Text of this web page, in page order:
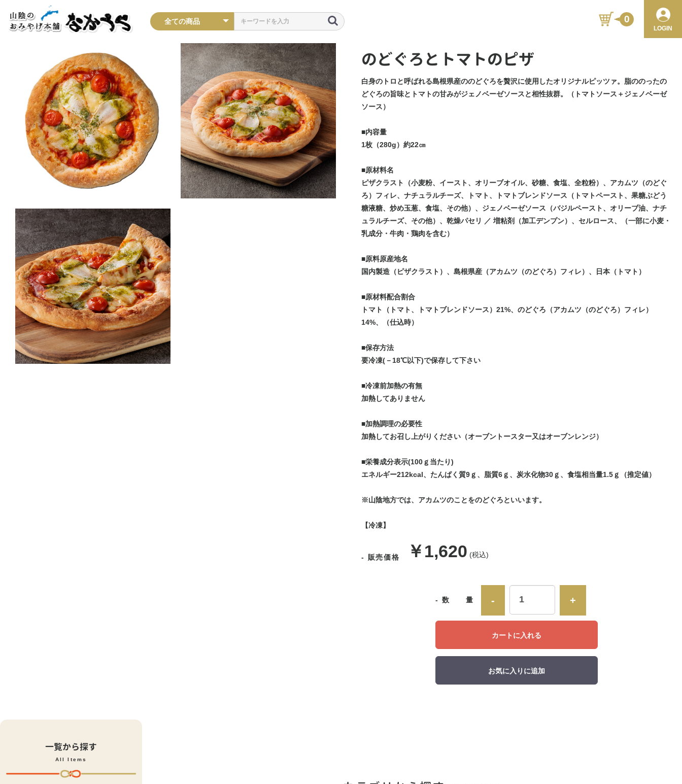
0
LOGIN
のどぐろとトマトのピザ
白身のトロと呼ばれる島根県産ののどぐろを贅沢に使用したオリジナルピッツァ。脂ののったの
どぐろの旨味とトマトの甘みがジェノベーゼソースと相性抜群。（トマトソース＋ジェノベーゼ
ソース）
■内容量
1枚（280g）約22㎝
■原材料名
ピザクラスト（小麦粉、イースト、オリーブオイル、砂糖、食塩、全粒粉）、アカムツ（のどぐ
ろ）フィレ、ナチュラルチーズ、トマト、トマトブレンドソース（トマトペースト、果糖ぶどう
糖液糖、炒め玉葱、食塩、その他）、ジェノベーゼソース（バジルペースト、オリーブ油、ナチ
ュラルチーズ、その他）、乾燥パセリ ／ 増粘剤（加工デンプン）、セルロース、（一部に小麦・
乳成分・牛肉・鶏肉を含む）
■原料原産地名
国内製造（ピザクラスト）、島根県産（アカムツ（のどぐろ）フィレ）、日本（トマト）
■原材料配合割合
トマト（トマト、トマトブレンドソース）21%、のどぐろ（アカムツ（のどぐろ）フィレ）
14%、（仕込時）
■保存方法
要冷凍(－18℃以下)で保存して下さい
■冷凍前加熱の有無
加熱してありません
■加熱調理の必要性
加熱してお召し上がりください（オーブントースター又はオーブンレンジ）
■栄養成分表示(100ｇ当たり)
エネルギー212kcal、たんぱく質9ｇ、脂質6ｇ、炭水化物30ｇ、食塩相当量1.5ｇ（推定値）
※山陰地方では、アカムツのことをのどぐろといいます。
【冷凍】
- 販売価格
販
￥1,620 (税込)
- 数 量 - +
カートに入れる
お気に入りに追加
一覧から探す
All Items